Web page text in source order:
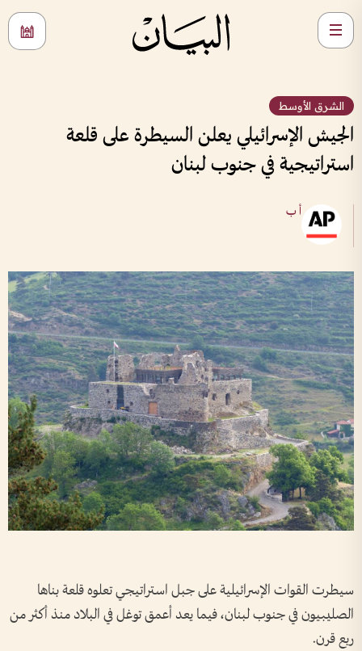
الشرق الأوسط
الجيش الإسرائيلي يعلن السيطرة على قلعة
استراتيجية في جنوب لبنان
أ ب
سيطرت القوات الإسرائيلية على جبل استراتيجي تعلوه قلعة بناها
الصليبيون في جنوب لبنان، فيما يعد أعمق توغل في البلاد منذ أكثر من
ربع قرن.